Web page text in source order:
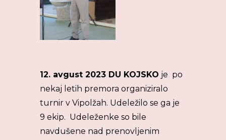
12. avgust 2023 DU KOJSKO je po
nekaj letih premora organiziralo
turnir v Vipolžah. Udeležilo se ga je
9 ekip. Udeleženke so bile
navdušene nad prenovljenim